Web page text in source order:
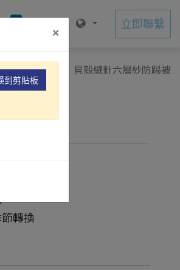
0 立即聯繫
棉紗系列 貝殼縫針六層紗防踢被
轉換
×
到剪貼板